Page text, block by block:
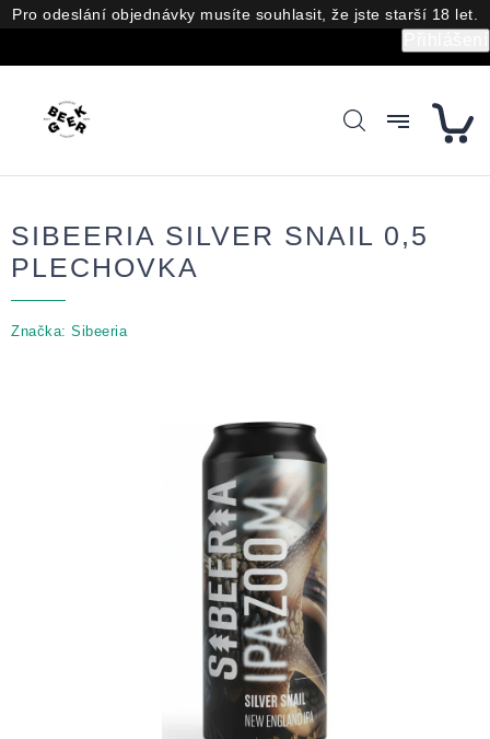
Přejít
na
Pro odeslání objednávky musíte souhlasit, že jste starší 18 let.
SIBEERIA SILVER SNAIL 0,5
PLECHOVKA
Značka: Sibeeria